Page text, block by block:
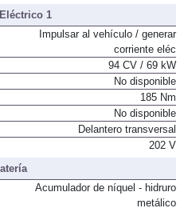
1
Impulsar al vehículo / generar
corriente eléc
94 CV / 69 kW
No disponible
185 Nm
No disponible
Delantero transversal
202 V
Acumulador de níquel - hidruro
metálico